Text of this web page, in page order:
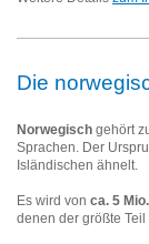
Die
Norwegisch gehört
Sprachen. Der
Isländischen ähnelt.
Es wird von ca. 5
denen der größte Teil